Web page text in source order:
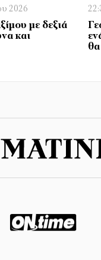
2026
με δεξιά
και
θα